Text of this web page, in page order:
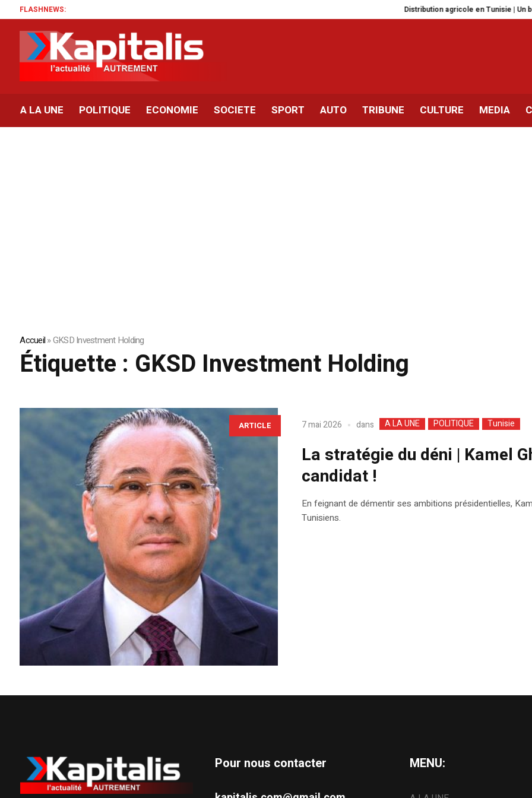
FLASHNEWS: Distribution agricole en Tunisie | Un
A LA UNE POLITIQUE ECONOMIE SOCIETE SPORT AUTO TRIBUNE CULTURE MEDIA
Accueil»GKSD Investment Holding
Étiquette : GKSD Investment Holding
ARTICLE 7 mai 2026 dans A LA UNE POLITIQUE Tunisie
La stratégie du déni | Kamel
candidat !
En feignant de démentir ses ambitions présidentielles,
Tunisiens.
Pour nous contacter MENU: